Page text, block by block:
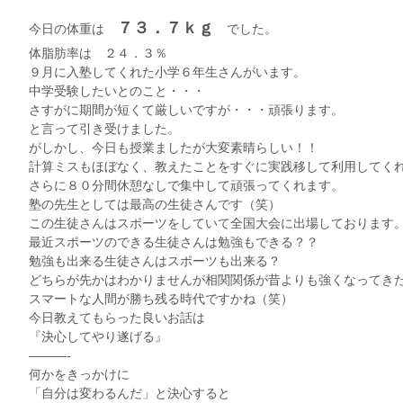
今日の体重は ７３．７ｋｇ
でした。
体脂肪率は ２４．３％
９月に入塾してくれた小学６年生さんがいます。
中学受験したいとのこと・・・
さすがに期間が短くて厳しいですが・・・頑張ります。
と言って引き受けました。
がしかし、今日も授業ましたが大変素晴らしい！！
計算ミスもほぼなく、教えたことをすぐに実践移して利用してく
さらに８０分間休憩なしで集中して頑張ってくれます。
塾の先生としては最高の生徒さんです（笑）
この生徒さんはスポーツをしていて全国大会に出場しております。
最近スポーツのできる生徒さんは勉強もできる？？
勉強も出来る生徒さんはスポーツも出来る？
どちらが先かはわかりませんが相関関係が昔よりも強くなってき
スマートな人間が勝ち残る時代ですかね（笑）
今日教えてもらった良いお話は
『決心してやり遂げる』
———-
何かをきっかけに
「自分は変わるんだ」と決心すると